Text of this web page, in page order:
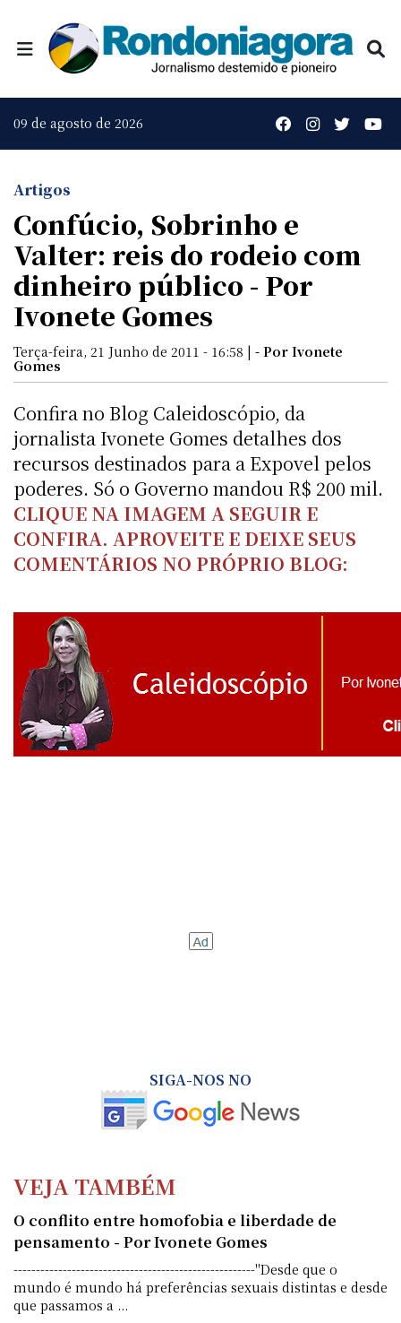
09 de agosto de 2026
Artigos
Confúcio, Sobrinho e
Valter: reis do rodeio com
dinheiro público - Por
Ivonete Gomes
Terça-feira, 21 Junho de 2011 - 16:58 | - Por Ivonete
Gomes
Confira no Blog Caleidoscópio, da
jornalista Ivonete Gomes detalhes dos
recursos destinados para a Expovel pelos
poderes. Só o Governo mandou R$ 200 mil.
CLIQUE NA IMAGEM A SEGUIR E
CONFIRA. APROVEITE E DEIXE SEUS
COMENTÁRIOS NO PRÓPRIO BLOG:
SIGA-NOS NO
VEJA TAMBÉM
O conflito entre homofobia e liberdade de
pensamento - Por Ivonete Gomes
------------------------------------------------------"Desde que o
mundo é mundo há preferências sexuais distintas e desde
que passamos a ...